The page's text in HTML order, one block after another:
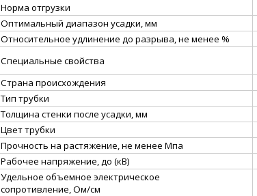
Норма отгрузки
Оптимальный диапазон усадки, мм
Относительное удлинение до разрыва, не менее %
Специальные свойства
Страна происхождения
Тип трубки
Толщина стенки после усадки, мм
Цвет трубки
Прочность на растяжение, не менее Мпа
Рабочее напряжение, до (кВ)
Удельное объемное электрическое
сопротивление, Ом/см